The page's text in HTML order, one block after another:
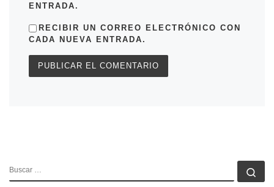
ENTRADA.
RECIBIR UN CORREO ELECTRÓNICO CON
CADA NUEVA ENTRADA.
BUSCAR